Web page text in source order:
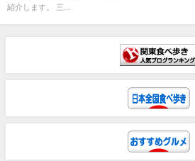
紹介します。 三...